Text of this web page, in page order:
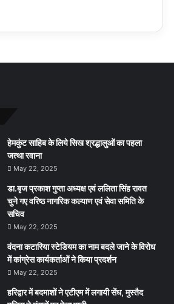
हेमकुंट साहिब के लिये सिख श्रद्धालुओं का पहला
जत्था रवाना
May 22, 2025
डा.बृज प्रकाश गुप्ता अध्यक्ष एवं ललिता सिंह रावत
चुने गए वरिष्ठ नागरिक कल्याण एवं सेवा समिति के
सचिव
May 22, 2025
वंदना कटारिया स्टेडियम का नाम बदले जाने के विरोध
में कांग्रेस कार्यकर्ताओं ने किया प्रदर्शन
May 22, 2025
हरिद्वार में बदमाशों ने एटीएम में लगायी सेंध, मुस्तैद